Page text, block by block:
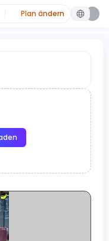
Plan ändern